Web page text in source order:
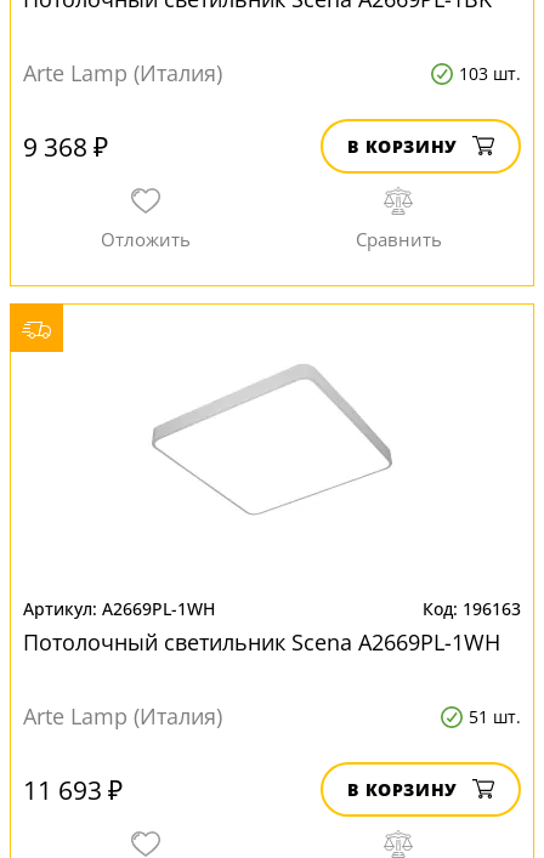
Arte Lamp (Италия) 103 шт.
9 368 ₽ В КОРЗИНУ
A2669PL-1WH 196163
Потолочный светильник Scena A2669PL-1WH
Arte Lamp (Италия) 51 шт.
11 693 ₽ В КОРЗИНУ